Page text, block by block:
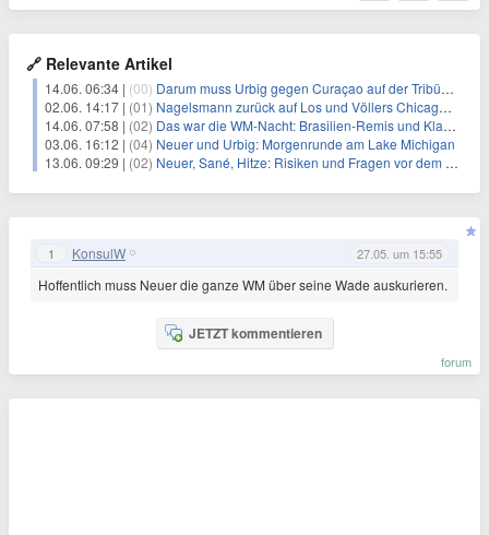
🔗 Relevante Artikel
14.06. 06:34 | (00) Darum muss Urbig gegen Curaçao auf der Tribüne sitzen
02.06. 14:17 | (01) Nagelsmann zurück auf Los und Völlers Chicago-Erinnerungen
14.06. 07:58 | (02) Das war die WM-Nacht: Brasilien-Remis und Klarheit mit Neuer
03.06. 16:12 | (04) Neuer und Urbig: Morgenrunde am Lake Michigan
13.06. 09:29 | (02) Neuer, Sané, Hitze: Risiken und Fragen vor dem WM-Start
1 KonsulW 27.05. um 15:55
Hoffentlich muss Neuer die ganze WM über seine Wade auskurieren.
JETZT kommentieren
forum